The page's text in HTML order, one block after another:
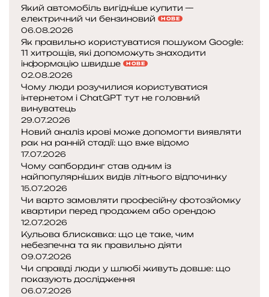
Який автомобіль вигідніше купити —
електричний чи бензиновий
НОВЕ
06.08.2026
Як правильно користуватися пошуком Google:
11 хитрощів, які допоможуть знаходити
інформацію швидше
НОВЕ
02.08.2026
Чому люди розучилися користуватися
інтернетом і ChatGPT тут не головний
винуватець
29.07.2026
Новий аналіз крові може допомогти виявляти
рак на ранній стадії: що вже відомо
17.07.2026
Чому сапбординг став одним із
найпопулярніших видів літнього відпочинку
15.07.2026
Чи варто замовляти професійну фотозйомку
квартири перед продажем або орендою
12.07.2026
Кульова блискавка: що це таке, чим
небезпечна та як правильно діяти
09.07.2026
Чи справді люди у шлюбі живуть довше: що
показують дослідження
06.07.2026